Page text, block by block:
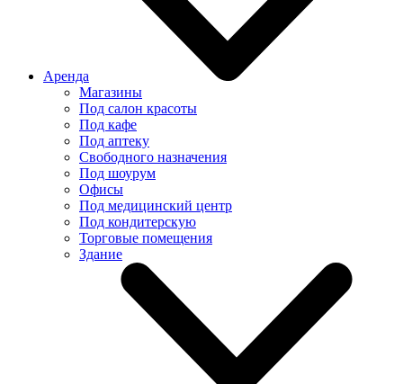
Аренда
Магазины
Под салон красоты
Под кафе
Под аптеку
Свободного назначения
Под шоурум
Офисы
Под медицинский центр
Под кондитерскую
Торговые помещения
Здание